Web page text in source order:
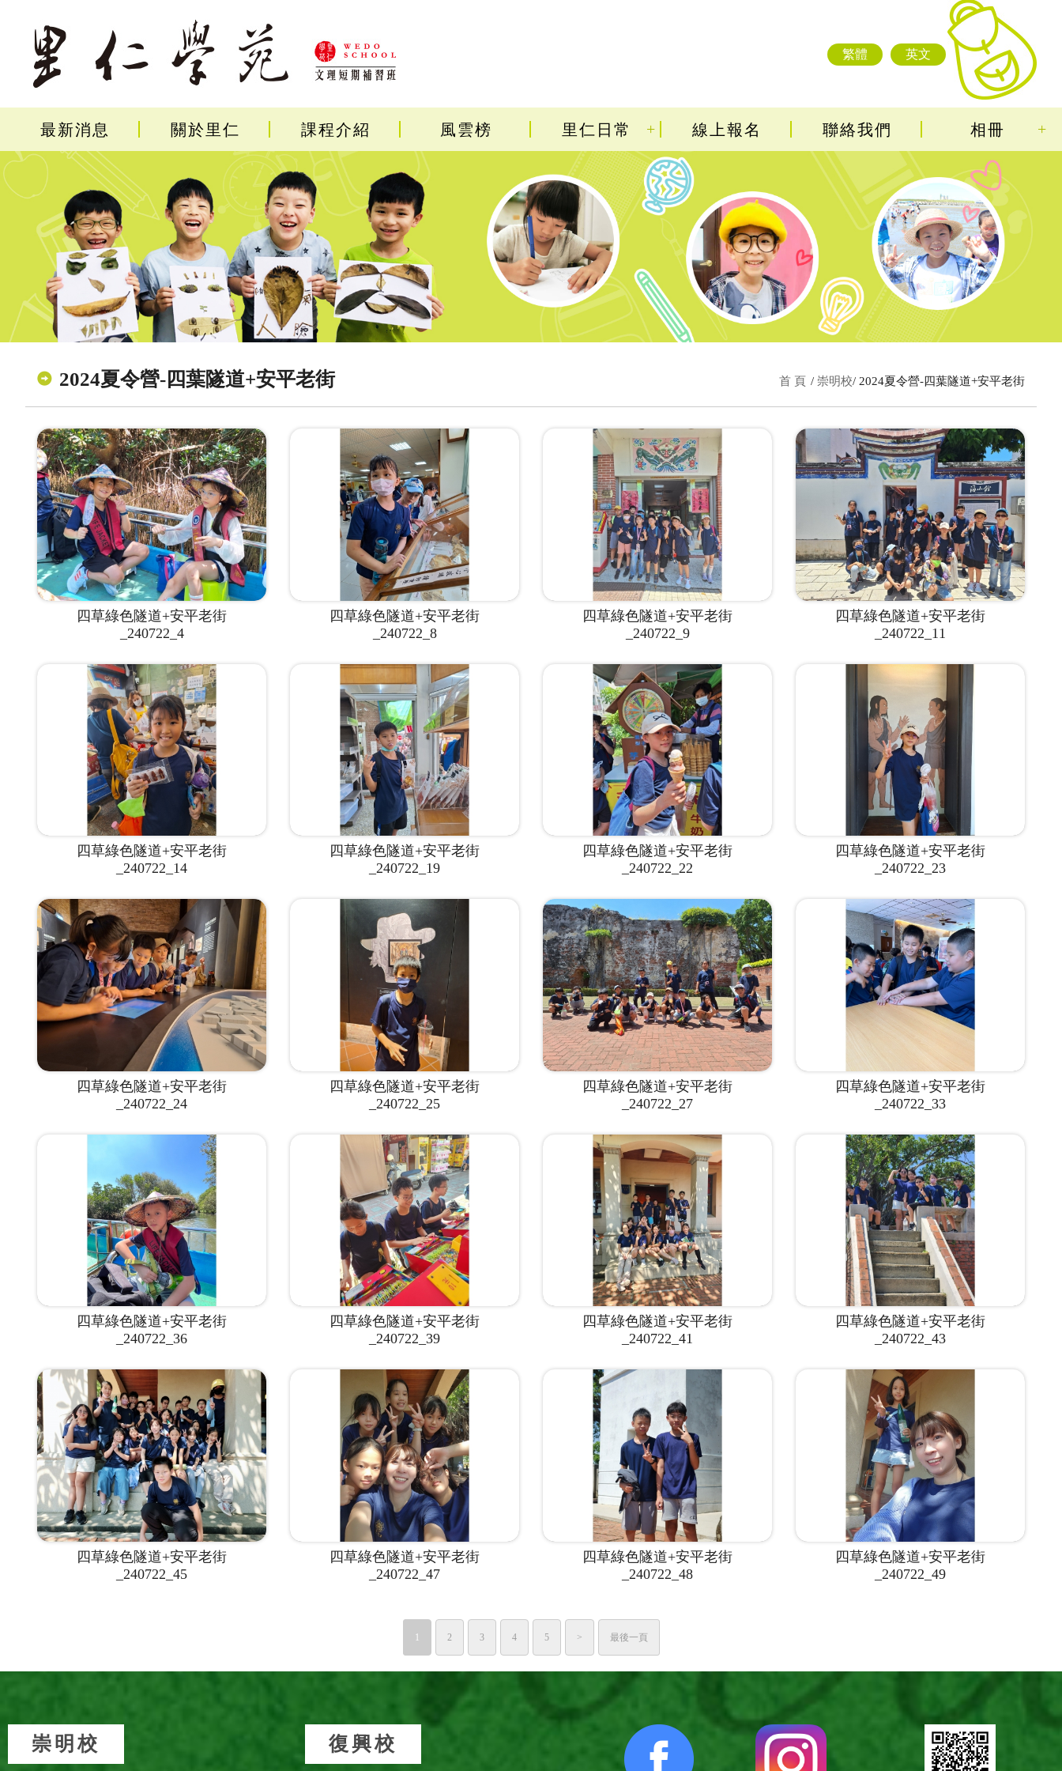
繁體 英文
最新消息 關於里仁 課程介紹 風雲榜 里仁日常 + 線上報名 聯絡我們 相冊 +
2024夏令營-四葉隧道+安平老街 首 頁 崇明校 2024夏令營-四葉隧道+安平老街
四草綠色隧道+安平老街
_240722_4
四草綠色隧道+安平老街
_240722_8
四草綠色隧道+安平老街
_240722_9
四草綠色隧道+安平老街
_240722_11
四草綠色隧道+安平老街
_240722_14
四草綠色隧道+安平老街
_240722_19
四草綠色隧道+安平老街
_240722_22
四草綠色隧道+安平老街
_240722_23
四草綠色隧道+安平老街
_240722_24
四草綠色隧道+安平老街
_240722_25
四草綠色隧道+安平老街
_240722_27
四草綠色隧道+安平老街
_240722_33
四草綠色隧道+安平老街
_240722_36
四草綠色隧道+安平老街
_240722_39
四草綠色隧道+安平老街
_240722_41
四草綠色隧道+安平老街
_240722_43
四草綠色隧道+安平老街
_240722_45
四草綠色隧道+安平老街
_240722_47
四草綠色隧道+安平老街
_240722_48
四草綠色隧道+安平老街
_240722_49
1 2 3 4 5 > 最後一頁
崇明校 復興校